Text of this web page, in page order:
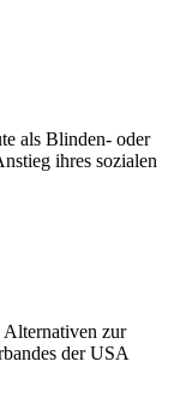
als Blinden- oder
ihres sozialen
Alternativen zur
der USA